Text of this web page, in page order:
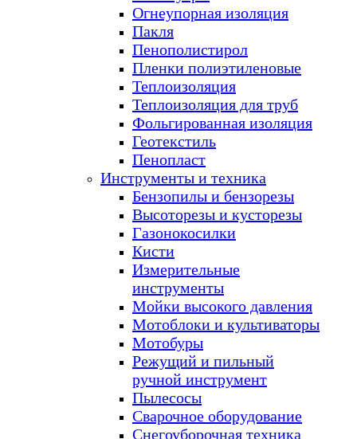
Огнеупорная изоляция
Пакля
Пенополистирол
Пленки полиэтиленовые
Теплоизоляция
Теплоизоляция для труб
Фольгированная изоляция
Геотекстиль
Пенопласт
Инструменты и техника
Бензопилы и бензорезы
Высоторезы и кусторезы
Газонокосилки
Кисти
Измерительные
инструменты
Мойки высокого давления
Мотоблоки и культиваторы
Мотобуры
Режущий и пильный
ручной инструмент
Пылесосы
Сварочное оборудование
Снегоуборочная техника